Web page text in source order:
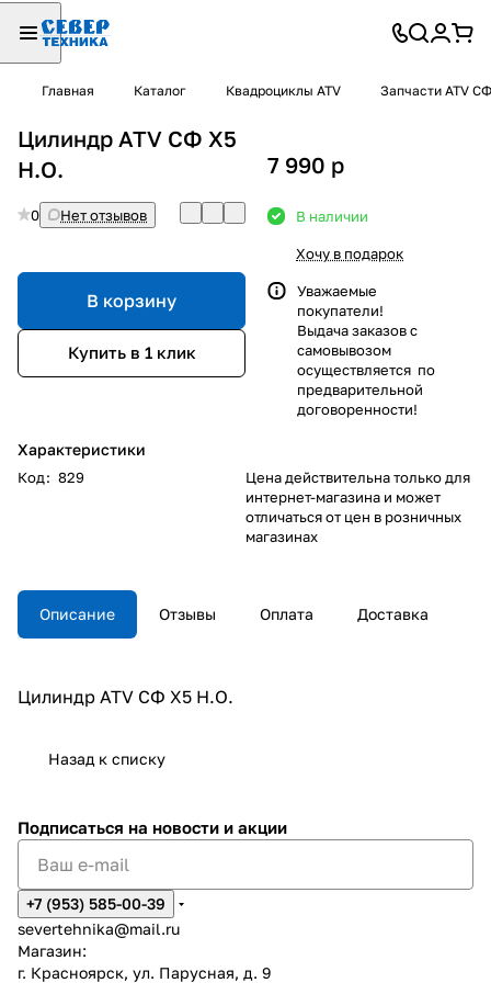
Главная Каталог Квадроциклы ATV Запчасти ATV СФ
Цилиндр ATV СФ X5
Н.О.
0 Нет отзывов
В корзину
Купить в 1 клик
Характеристики
Код: 829
7 990 p
В наличии
Хочу в подарок
Уважаемые
покупатели!
Выдача заказов с
самовывозом
осуществляется по
предварительной
договоренности!
Цена действительна только для
интернет-магазина и может
отличаться от цен в розничных
магазинах
Описание Отзывы Оплата Доставка
Цилиндр ATV СФ X5 Н.О.
Назад к списку
Подписаться на новости и акции
+7 (953) 585-00-39
severtehnika@mail.ru
Магазин:
г. Красноярск, ул. Парусная, д. 9